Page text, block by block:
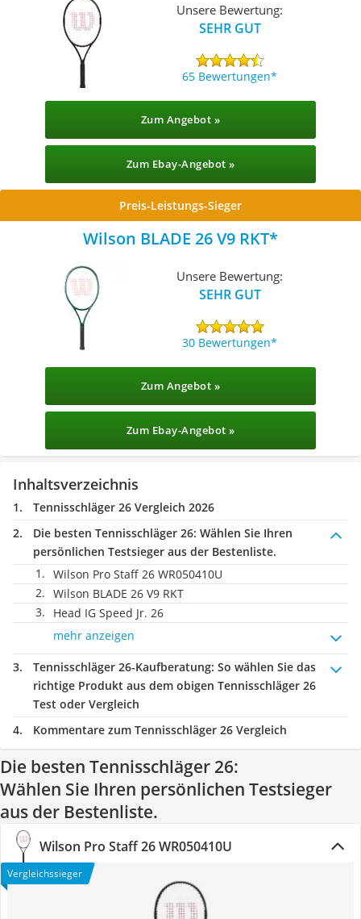
Unsere Bewertung:
SEHR GUT
65 Bewertungen
Zum Angebot »
Zum Ebay-Angebot »
Preis-Leistungs-Sieger
Wilson ‎BLADE 26 V9 RKT
Unsere Bewertung:
SEHR GUT
30 Bewertungen
Zum Angebot »
Zum Ebay-Angebot »
Inhaltsverzeichnis
Tennisschläger 26 Vergleich 2026
Die besten Tennisschläger 26: Wählen Sie Ihren
persönlichen Testsieger aus der Bestenliste.
Wilson Pro Staff 26 WR050410U
Wilson ‎BLADE 26 V9 RKT
Head IG Speed Jr. 26
mehr anzeigen
Tennisschläger 26-Kaufberatung: So wählen Sie das
richtige Produkt aus dem obigen Tennisschläger 26
Test oder Vergleich
Kommentare zum Tennisschläger 26 Vergleich
Die besten Tennisschläger 26:
Wählen Sie Ihren persönlichen Testsieger
aus der Bestenliste.
Wilson Pro Staff 26 WR050410U
Vergleichssieger